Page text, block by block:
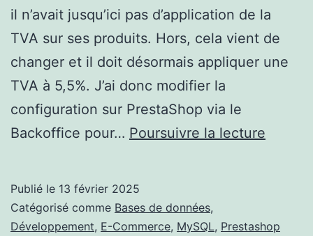
il n’avait jusqu’ici pas d’application de la
TVA sur ses produits. Hors, cela vient de
changer et il doit désormais appliquer une
TVA à 5,5%. J’ai donc modifier la
configuration sur PrestaShop via le
Backoffice pour… Poursuivre la lecture
TVA
Publié le 13 février 2025
Catégorisé comme Bases de données,
Développement, E-Commerce, MySQL, Prestashop